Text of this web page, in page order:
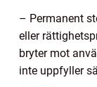
– Permanent
eller
bryter mot
inte uppfyller